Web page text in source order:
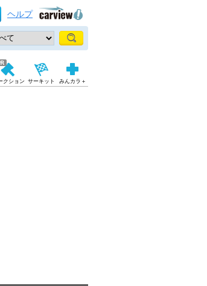
ヘルプ
クション サーキット みんカラ＋